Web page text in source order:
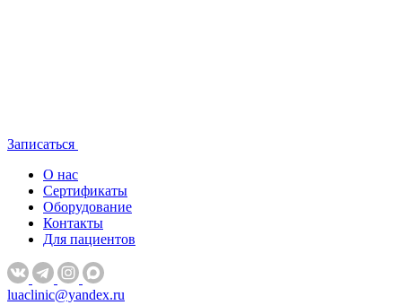
Записаться
О нас
Сертификаты
Оборудование
Контакты
Для пациентов
luaclinic@yandex.ru